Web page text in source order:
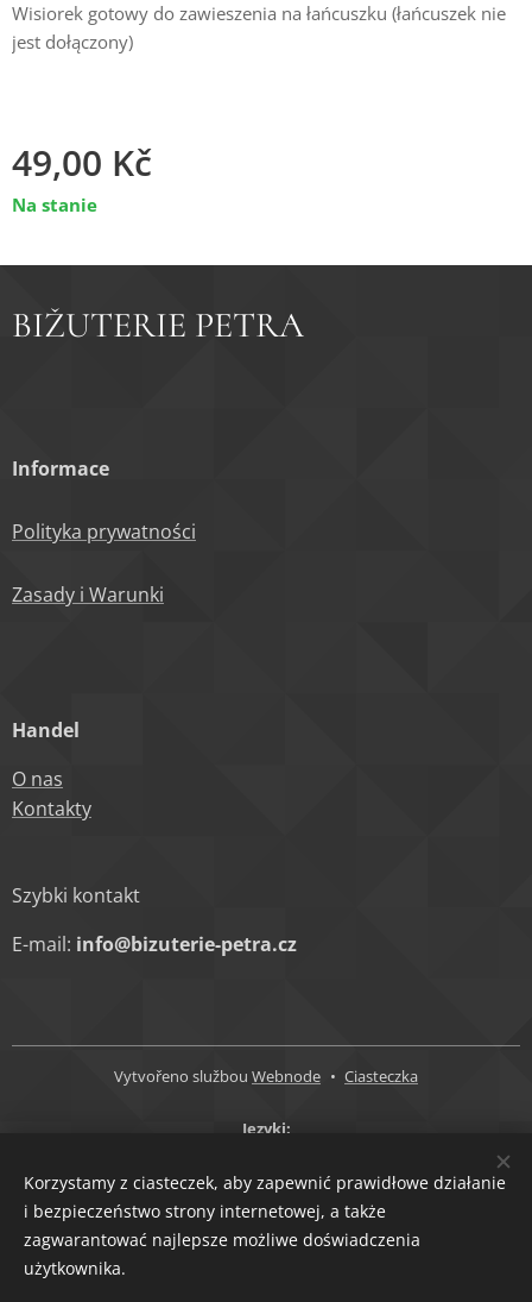
Wisiorek gotowy do zawieszenia na łańcuszku (łańcuszek nie
jest dołączony)
49,00 Kč
Na stanie
BIŽUTERIE PETRA
Informace
Polityka prywatności
Zasady i Warunki
Handel
O nas
Kontakty
Szybki kontakt
E-mail: info@bizuterie-petra.cz
Vytvořeno službou Webnode Ciasteczka
Języki
Waluty
CZK Kč
EUR €
Korzystamy z ciasteczek, aby zapewnić prawidłowe działanie
i bezpieczeństwo strony internetowej, a także
zagwarantować najlepsze możliwe doświadczenia
użytkownika.